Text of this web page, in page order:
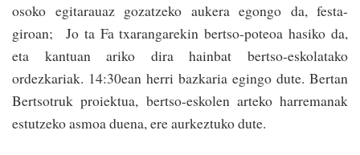
osoko egitarauaz gozatzeko aukera egongo da, festa-
giroan; Jo ta Fa txarangarekin bertso-poteoa hasiko da,
eta kantuan ariko dira hainbat bertso-eskolatako
ordezkariak. 14:30ean herri bazkaria egingo dute. Bertan
Bertsotruk proiektua, bertso-eskolen arteko harremanak
estutzeko asmoa duena, ere aurkeztuko dute.